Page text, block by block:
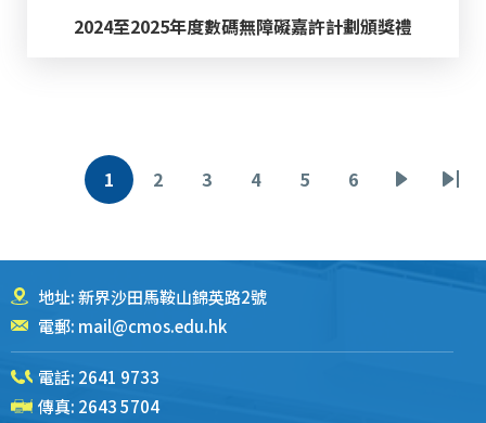
2024至2025年度數碼無障礙嘉許計劃頒獎禮
当
1
页
2
页
3
页
4
页
5
页
6
末
地址: 新界沙田馬鞍山錦英路2號
電郵: mail@cmos.edu.hk
電話: 2641 9733
傳真: 2643 5704